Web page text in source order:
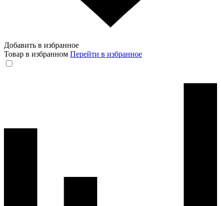
Добавить в избранное
Товар в избранном Перейти в избранное